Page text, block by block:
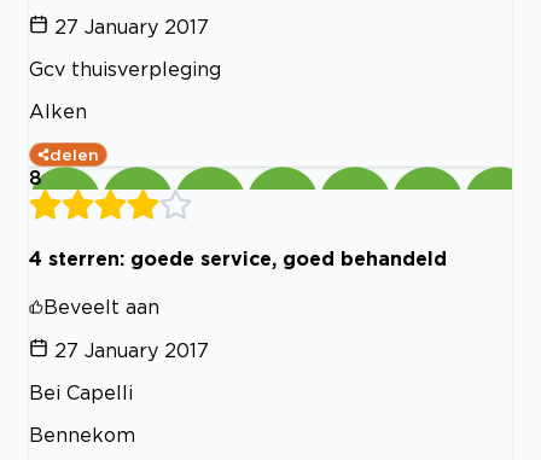
27 January 2017
Gcv thuisverpleging
Alken
delen
8
4 sterren: goede service, goed behandeld
Beveelt aan
27 January 2017
Bei Capelli
Bennekom